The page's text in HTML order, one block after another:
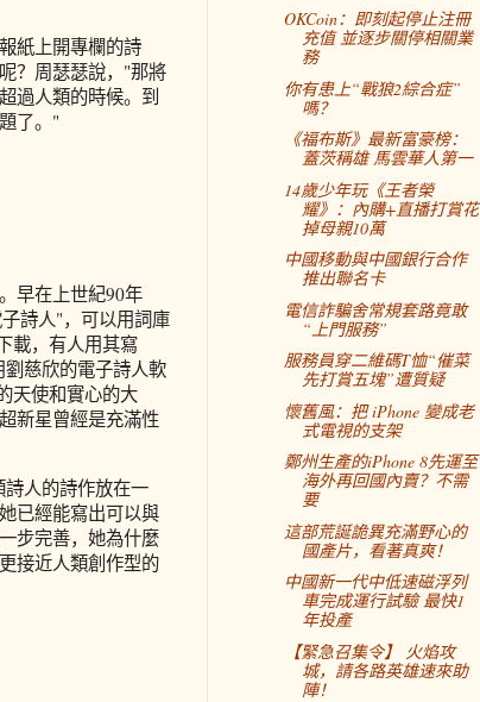
紙上開專欄的詩
？周瑟瑟說，"那將
過人類的時候。到
了。"
早在上世紀90年
詩人"，可以用詞庫
載，有人用其寫
慈欣的電子詩人軟
天使和實心的大
新星曾經是充滿性
人的詩作放在一
已經能寫出可以與
步完善，她為什麼
接近人類創作型的
OKCoin：即刻起停止注冊
充值 並逐步關停相關業
務
你有患上“戰狼2綜合症”
嗎？
《福布斯》最新富豪榜：
蓋茨稱雄 馬雲華人第一
14歲少年玩《王者榮
耀》：內購+直播打賞花
掉母親10萬
中國移動與中國銀行合作
推出聯名卡
電信詐騙舍常規套路竟敢
“上門服務”
服務員穿二維碼T恤“催菜
先打賞五塊”遭質疑
懷舊風：把 iPhone 變成老
式電視的支架
鄭州生產的iPhone 8先運至
海外再回國內賣？不需
要
這部荒誕詭異充滿野心的
國產片，看著真爽！
中國新一代中低速磁浮列
車完成運行試驗 最快1
年投產
【緊急召集令】 火焰攻
城，請各路英雄速來助
陣！